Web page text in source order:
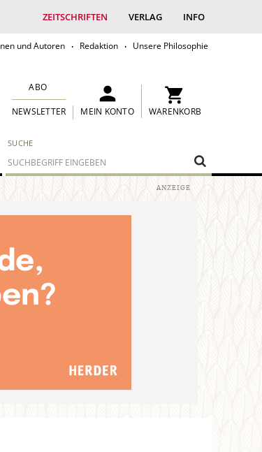
ZEITSCHRIFTEN VERLAG INFO
und Autoren Redaktion Unsere Philosophie
SUCHE
ABO
NEWSLETTER MEIN KONTO WARENKORB